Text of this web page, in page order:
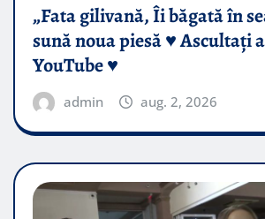
„Fata gilivană, Îi băgată în
sună noua piesă ♥️ Ascultați
YouTube ♥️
admin aug. 2, 2026